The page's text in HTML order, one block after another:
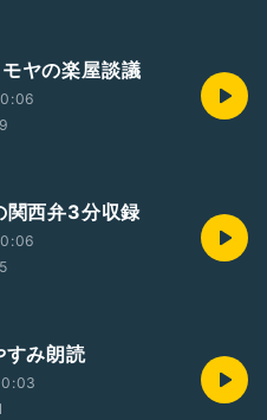
ヤの楽屋談議
関西弁3分収録
み朗読